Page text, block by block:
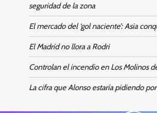
seguridad de la zona
El mercado del ‘gol naciente’: Asia
El Madrid no llora a Rodri
Controlan el incendio en Los Molinos
La cifra que Alonso estaría pidiendo